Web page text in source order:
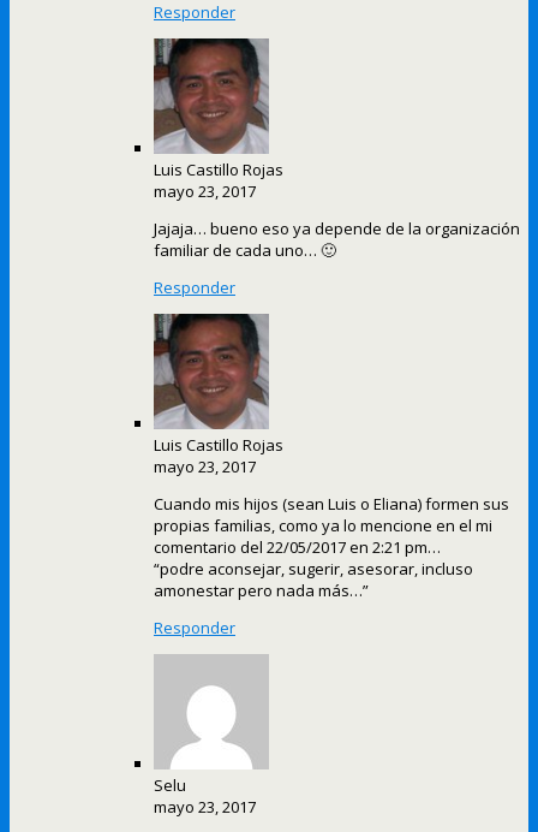
Responder
Luis Castillo Rojas
mayo 23, 2017
Jajaja… bueno eso ya depende de la organización
familiar de cada uno… 🙂
Responder
Luis Castillo Rojas
mayo 23, 2017
Cuando mis hijos (sean Luis o Eliana) formen sus
propias familias, como ya lo mencione en el mi
comentario del 22/05/2017 en 2:21 pm…
“podre aconsejar, sugerir, asesorar, incluso
amonestar pero nada más…”
Responder
Selu
mayo 23, 2017